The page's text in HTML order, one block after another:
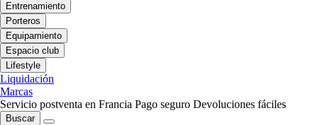
Entrenamiento
Porteros
Equipamiento
Espacio club
Lifestyle
Liquidación
Marcas
Servicio postventa en Francia Pago seguro Devoluciones fáciles
Buscar